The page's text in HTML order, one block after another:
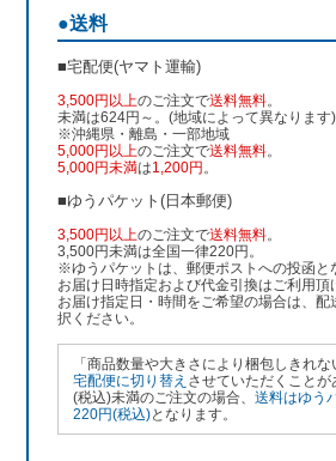
●送料
■宅配便(ヤマト運輸)
3,500円以上のご注文で送料無料。
未満は624円～。(地域によって異なります)
※沖縄県・離島・一部地域
5,000円以上のご注文で送料無料。
5,000円未満は1,200円 。
■ゆうパケット(日本郵便)
3,500円以上のご注文で送料無料。
3,500円未満は全国一律220円。
※ゆうパケットは、郵便ポストへの投函と
お届け日時指定および代金引換はご利用頂
お届け指定日・時間をご希望の場合は、配
択ください。
「商品数量や大きさにより梱包しきれな
宅配便に切り替え させていただくこと
(税込)未満のご注文の場合、送料はゆう
220円(税込)となります。